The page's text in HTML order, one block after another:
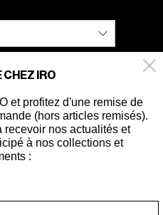
CHEZ IRO
et profitez d'une remise de
(hors articles remisés).
recevoir nos actualités et
à nos collections et
: